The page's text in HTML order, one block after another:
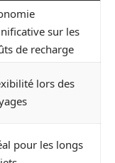
sur les
de recharge
lors des
pour les longs